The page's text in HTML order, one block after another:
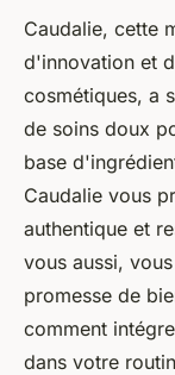
de
marie•20
Caudalie, cette
d'innovation et
cosmétiques, a
de soins doux
base
Caudalie vous
authentique et
vous aussi,
promesse de
comment
dans votre